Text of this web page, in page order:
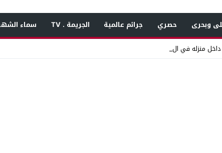
وبحرى حصري جرائم عالمية الجريمة . TV سماء
منزله في المنوفية بعد بل _